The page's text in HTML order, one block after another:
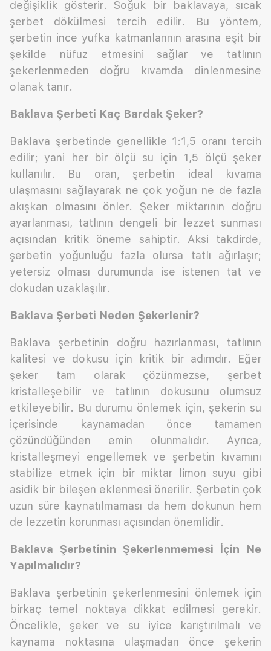
değişiklik gösterir. Soğuk bir baklavaya, sıcak
şerbet dökülmesi tercih edilir. Bu yöntem,
şerbetin ince yufka katmanlarının arasına eşit bir
şekilde nüfuz etmesini sağlar ve tatlının
şekerlenmeden doğru kıvamda dinlenmesine
olanak tanır.
Baklava Şerbeti Kaç Bardak Şeker?
Baklava şerbetinde genellikle 1:1,5 oranı tercih
edilir; yani her bir ölçü su için 1,5 ölçü şeker
kullanılır. Bu oran, şerbetin ideal kıvama
ulaşmasını sağlayarak ne çok yoğun ne de fazla
akışkan olmasını önler. Şeker miktarının doğru
ayarlanması, tatlının dengeli bir lezzet sunması
açısından kritik öneme sahiptir. Aksi takdirde,
şerbetin yoğunluğu fazla olursa tatlı ağırlaşır;
yetersiz olması durumunda ise istenen tat ve
dokudan uzaklaşılır.
Baklava Şerbeti Neden Şekerlenir?
Baklava şerbetinin doğru hazırlanması, tatlının
kalitesi ve dokusu için kritik bir adımdır. Eğer
şeker tam olarak çözünmezse, şerbet
kristalleşebilir ve tatlının dokusunu olumsuz
etkileyebilir. Bu durumu önlemek için, şekerin su
içerisinde kaynamadan önce tamamen
çözündüğünden emin olunmalıdır. Ayrıca,
kristalleşmeyi engellemek ve şerbetin kıvamını
stabilize etmek için bir miktar limon suyu gibi
asidik bir bileşen eklenmesi önerilir. Şerbetin çok
uzun süre kaynatılmaması da hem dokunun hem
de lezzetin korunması açısından önemlidir.
Baklava Şerbetinin Şekerlenmemesi İçin Ne
Yapılmalıdır?
Baklava şerbetinin şekerlenmesini önlemek için
birkaç temel noktaya dikkat edilmesi gerekir.
Öncelikle, şeker ve su iyice karıştırılmalı ve
kaynama noktasına ulaşmadan önce şekerin